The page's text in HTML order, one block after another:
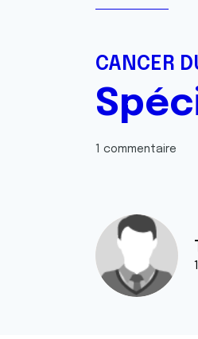
CANCER
1 commentaire